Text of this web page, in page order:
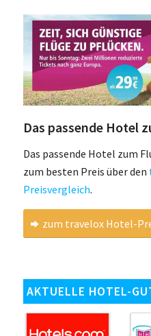
Das passende Hotel
Das passende Hotel zum
zum besten Preis über den
Preisvergleich.
zum travelox Hotel-
AKTUELLE HOTEL-